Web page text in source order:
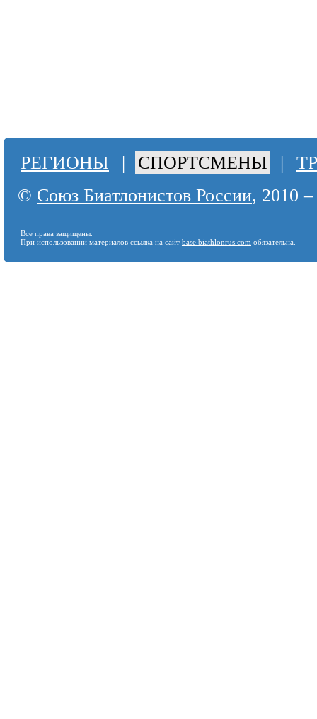
РЕГИОНЫ | СПОРТСМЕНЫ |
© Союз Биатлонистов России, 2010
Все права защищены.
При использовании материалов ссылка на сайт base.biathlonrus.com обязательна.